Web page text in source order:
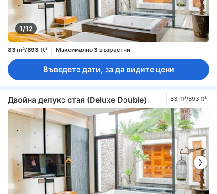
1/12
83 m²/893 ft² Максимално 3 възрастни
Въведете дати, за да видите цени
Двойна делукс стая (Deluxe Double) 83 m²/893 ft²